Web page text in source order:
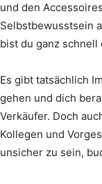
und den
Selbstbewusstsein
bist du ganz schnell
Es gibt tatsächlich
gehen und dich
Verkäufer. Doch
Kollegen und
unsicher zu sein,